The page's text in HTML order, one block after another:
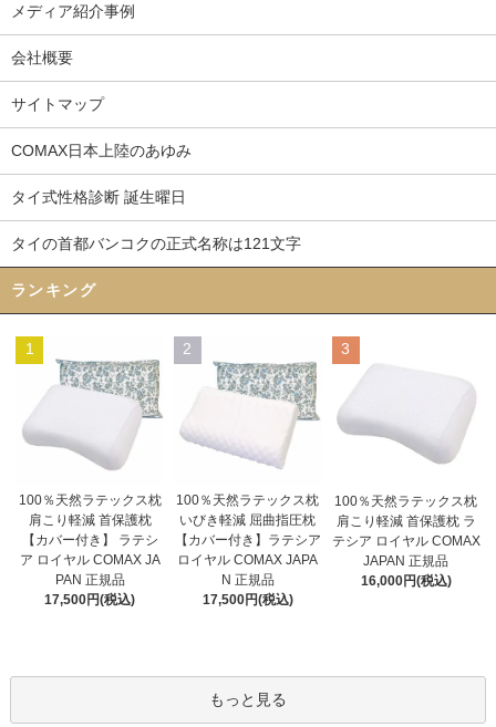
メディア紹介事例
会社概要
サイトマップ
COMAX日本上陸のあゆみ
タイ式性格診断 誕生曜日
タイの首都バンコクの正式名称は121文字
ランキング
1
100％天然ラテックス枕
肩こり軽減 首保護枕
【カバー付き】 ラテシ
ア ロイヤル COMAX JA
PAN 正規品
17,500円(税込)
2
100％天然ラテックス枕
いびき軽減 屈曲指圧枕
【カバー付き】ラテシア
ロイヤル COMAX JAPA
N 正規品
17,500円(税込)
3
100％天然ラテックス枕
肩こり軽減 首保護枕 ラ
テシア ロイヤル COMAX
JAPAN 正規品
16,000円(税込)
もっと見る